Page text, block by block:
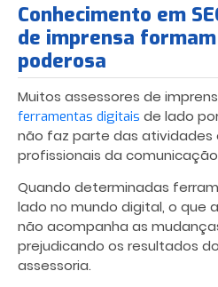
Conhecimento em
de imprensa
poderosa
Muitos assessores de
ferramentas digitais de lado
não faz parte das atividades
profissionais da
Quando determinadas
lado no mundo digital, o que
não acompanha as
prejudicando os resultados
assessoria.